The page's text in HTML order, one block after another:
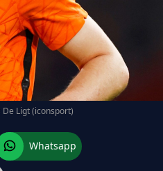
Ligt (iconsport)
Whatsapp